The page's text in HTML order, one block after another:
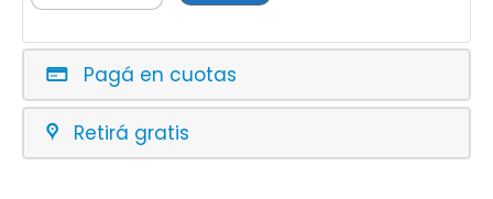
Pagá en cuotas
Retirá gratis